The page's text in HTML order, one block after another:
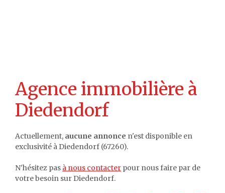
Agence immobilière à
Diedendorf
Actuellement, aucune annonce n'est disponible en
exclusivité à Diedendorf (67260).
N'hésitez pas à nous contacter pour nous faire par de
votre besoin sur Diedendorf.